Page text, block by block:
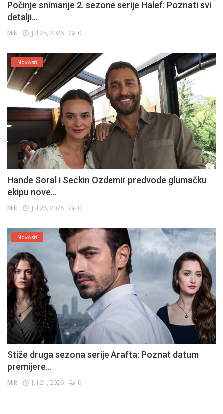
Počinje snimanje 2. sezone serije Halef: Poznati svi
detalji...
Milt Jul 28, 2026 0
Novosti
Hande Soral i Seckin Ozdemir predvode glumačku
ekipu nove...
Milt Jul 26, 2026 0
Novosti
Stiže druga sezona serije Arafta: Poznat datum
premijere...
Milt Jul 21, 2026 0